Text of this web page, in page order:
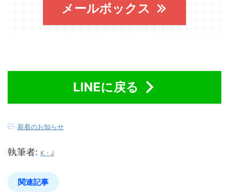
メールボックス
LINEに戻る
-新着のお知らせ
執筆者: K・J
関連記事